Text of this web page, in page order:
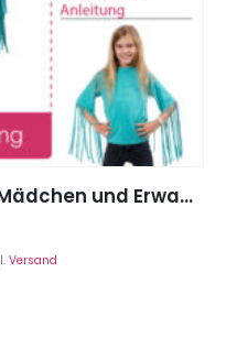
Fransenshirt nähen – für Mädchen und Erwachsene
Versand